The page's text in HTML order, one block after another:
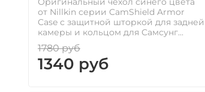
от Nillkin серии CamShield Armor
Case с защитной шторкой для задней
камеры и кольцом для Самсунг...
1780 руб
1340 руб